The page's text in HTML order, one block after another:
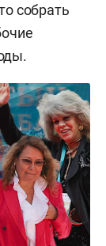
Таганок»,
собрать